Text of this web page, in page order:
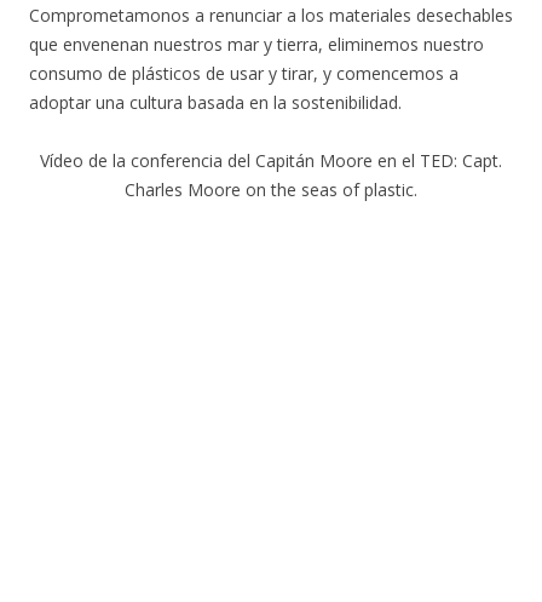
Comprometamonos a renunciar a los materiales desechables
que envenenan nuestros mar y tierra, eliminemos nuestro
consumo de plásticos de usar y tirar, y comencemos a
adoptar una cultura basada en la sostenibilidad.
Vídeo de la conferencia del Capitán Moore en el TED: Capt.
Charles Moore on the seas of plastic.